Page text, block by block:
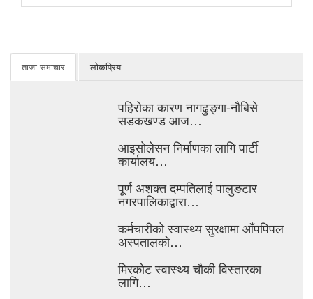
ताजा समाचार लोकप्रिय
पहिरोका कारण नागढुङ्गा-नौबिसे
सडकखण्ड आज…
आइसाेलेसन निर्माणका लागि पार्टी
कार्यालय…
पूर्ण अशक्त दम्पतिलाई पालुङटार
नगरपालिकाद्वारा…
कर्मचारीको स्वास्थ्य सुरक्षामा आँपपिपल
अस्पतालको…
मिरकोट स्वास्थ्य चौकी विस्तारका
लागि…